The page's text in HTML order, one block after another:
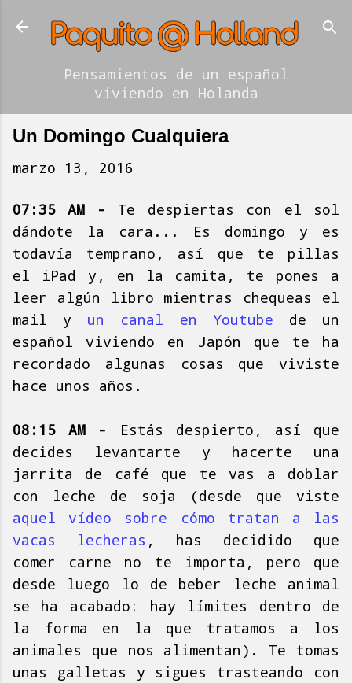
Ir al contenido principal
Pensamientos de un español
viviendo en Holanda
Un Domingo Cualquiera
marzo 13, 2016
07:35 AM - Te despiertas con el sol
dándote la cara... Es domingo y es
todavía temprano, así que te pillas
el iPad y, en la camita, te pones a
leer algún libro mientras chequeas el
mail y un canal en Youtube de un
español viviendo en Japón que te ha
recordado algunas cosas que viviste
hace unos años.
08:15 AM -
Estás despierto, así que
decides levantarte y hacerte una
jarrita de café que te vas a doblar
con leche de soja (desde que viste
aquel vídeo sobre cómo tratan a las
vacas lecheras , has decidido que
comer carne no te importa, pero que
desde luego lo de beber leche animal
se ha acabado: hay límites dentro de
la forma en la que tratamos a los
animales que nos alimentan). Te tomas
unas galletas y sigues trasteando con